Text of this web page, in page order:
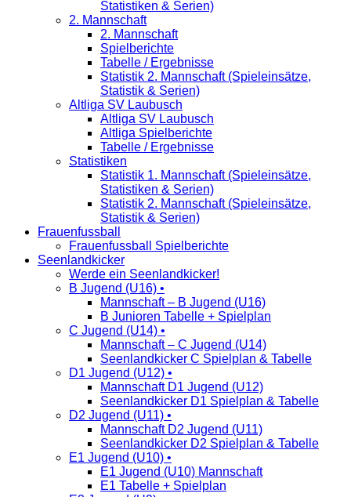
Statistiken & Serien)
2. Mannschaft
2. Mannschaft
Spielberichte
Tabelle / Ergebnisse
Statistik 2. Mannschaft (Spieleinsätze,
Statistik & Serien)
Altliga SV Laubusch
Altliga SV Laubusch
Altliga Spielberichte
Tabelle / Ergebnisse
Statistiken
Statistik 1. Mannschaft (Spieleinsätze,
Statistiken & Serien)
Statistik 2. Mannschaft (Spieleinsätze,
Statistik & Serien)
Frauenfussball
Frauenfussball Spielberichte
Seenlandkicker
Werde ein Seenlandkicker!
B Jugend (U16) •
Mannschaft – B Jugend (U16)
B Junioren Tabelle + Spielplan
C Jugend (U14) •
Mannschaft – C Jugend (U14)
Seenlandkicker C Spielplan & Tabelle
D1 Jugend (U12) •
Mannschaft D1 Jugend (U12)
Seenlandkicker D1 Spielplan & Tabelle
D2 Jugend (U11) •
Mannschaft D2 Jugend (U11)
Seenlandkicker D2 Spielplan & Tabelle
E1 Jugend (U10) •
E1 Jugend (U10) Mannschaft
E1 Tabelle + Spielplan